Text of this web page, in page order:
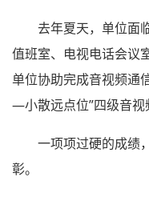
去年夏天，单位面
值班室、电视电话会议
单位协助完成音视频
—小散远点位”四级音视
一项项过硬的成绩
彰。